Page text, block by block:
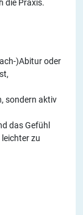
die Praxis.
)Abitur oder
sondern aktiv
das Gefühl
zu